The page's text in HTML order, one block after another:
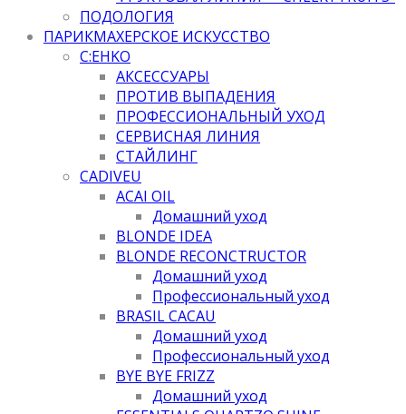
ПОДОЛОГИЯ
ПАРИКМАХЕРСКОЕ ИСКУССТВО
C:EHKO
АКСЕССУАРЫ
ПРОТИВ ВЫПАДЕНИЯ
ПРОФЕССИОНАЛЬНЫЙ УХОД
СЕРВИСНАЯ ЛИНИЯ
СТАЙЛИНГ
CADIVEU
ACAI OIL
Домашний уход
BLONDE IDEA
BLONDE RECONCTRUCTOR
Домашний уход
Профессиональный уход
BRASIL CACAU
Домашний уход
Профессиональный уход
BYE BYE FRIZZ
Домашний уход